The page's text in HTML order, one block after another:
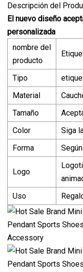
Descripción del
El nuevo diseño
personalizada
nombre del
producto
Tipo
Material
Tamaño
Color
Siga
Forma
Logo
Uso